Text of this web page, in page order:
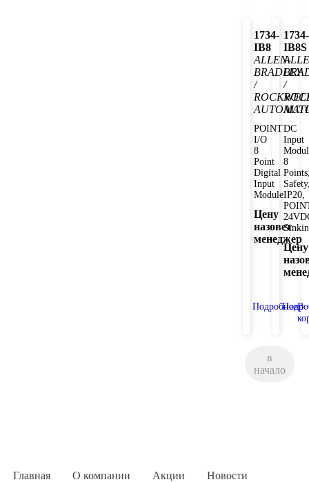
1734-
IB8
ALLEN-
BRADLEY
/
POINT
I/O
8
Point
Digital
Input
Module
Цену
назовет
менеджер
ПодробнееВ
1734-
IB8S
/
DC
Input
8
IP20,
Цену
в
начало
Главная О компании Акции Новости